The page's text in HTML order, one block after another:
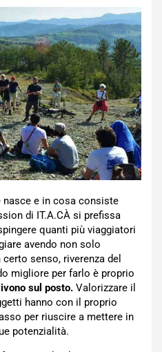
nasce e in cosa consiste
di IT.A.CÀ si prefissa
quanti più viaggiatori
avendo non solo
senso, riverenza del
migliore per farlo è proprio
sul posto. Valorizzare il
hanno con il proprio
per riuscire a mettere in
potenzialità.